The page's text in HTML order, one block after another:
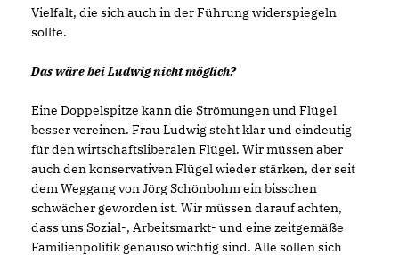
Vielfalt, die sich auch in der Führung widerspiegeln
sollte.
Das wäre bei Ludwig nicht möglich?
Eine Doppelspitze kann die Strömungen und Flügel
besser vereinen. Frau Ludwig steht klar und eindeutig
für den wirtschaftsliberalen Flügel. Wir müssen aber
auch den konservativen Flügel wieder stärken, der seit
dem Weggang von Jörg Schönbohm ein bisschen
schwächer geworden ist. Wir müssen darauf achten,
dass uns Sozial-, Arbeitsmarkt- und eine zeitgemäße
Familienpolitik genauso wichtig sind. Alle sollen sich